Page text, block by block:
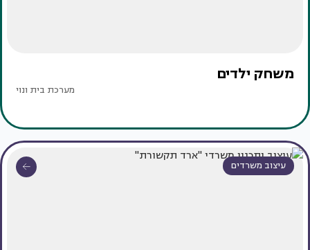
משחק ילדים
מערכת בית ונוי
עיצוב משרדים